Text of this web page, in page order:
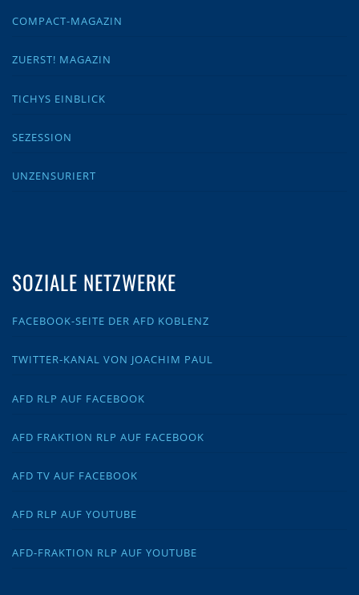
COMPACT-MAGAZIN
ZUERST! MAGAZIN
TICHYS EINBLICK
SEZESSION
UNZENSURIERT
SOZIALE NETZWERKE
FACEBOOK-SEITE DER AFD KOBLENZ
TWITTER-KANAL VON JOACHIM PAUL
AFD RLP AUF FACEBOOK
AFD FRAKTION RLP AUF FACEBOOK
AFD TV AUF FACEBOOK
AFD RLP AUF YOUTUBE
AFD-FRAKTION RLP AUF YOUTUBE